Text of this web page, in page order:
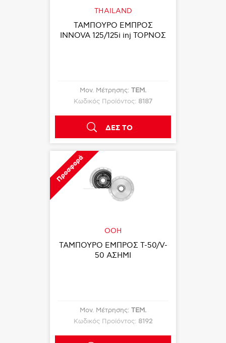
THAILAND
ΤΑΜΠΟΥΡΟ ΕΜΠΡΟΣ
INNOVA 125/125i inj ΤΟΡΝΟΣ
Μον. Μέτρησης: ΤΕΜ.
Κωδικός Προϊόντος: 8187
ΔΕΣ ΤΟ
Προσφορά
OOH
ΤΑΜΠΟΥΡΟ ΕΜΠΡΟΣ T-50/V-
50 ΑΣΗΜΙ
Μον. Μέτρησης: ΤΕΜ.
Κωδικός Προϊόντος: 8192